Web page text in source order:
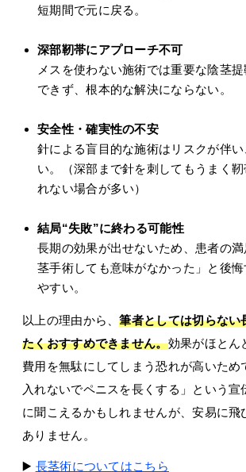
短期間で元に戻る。
深部靭帯にアプローチ不可
メスを使わない施術では重要な陰茎
できず、根本的な解決にならない。
安全性・確実性の不安
針による盲目的な施術はリスクが伴
い。（深部まで針を刺してもうまく
れない場合が多い）
結局“失敗”に終わる可能性
長期の効果が出せないため、患者の
茎手術しても意味がなかった」と後悔
やすい。
以上の理由から、筆者としては切らない
たくおすすめできません。効果がほとん
費用を無駄にしてしまう恐れが高いため
入れないでペニスを長くする」という宣
に聞こえるかもしれませんが、安易に飛
ありません。
▶️ 長茎術についてはこちら